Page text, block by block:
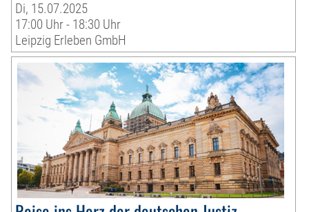
Di, 15.07.2025
17:00 Uhr - 18:30 Uhr
Leipzig Erleben GmbH